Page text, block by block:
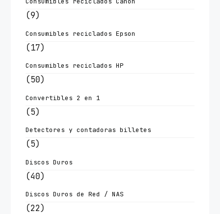
(9)
Consumibles reciclados Epson
(17)
Consumibles reciclados HP
(50)
Convertibles 2 en 1
(5)
Detectores y contadoras billetes
(5)
Discos Duros
(40)
Discos Duros de Red / NAS
(22)